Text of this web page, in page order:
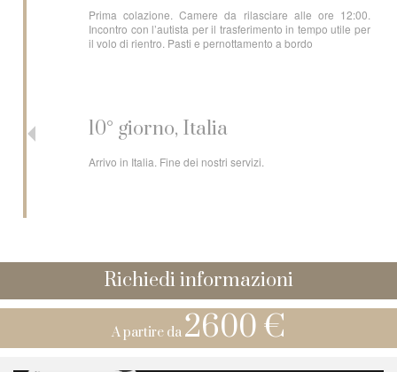
Prima colazione. Camere da rilasciare alle ore 12:00.
Incontro con l’autista per il trasferimento in tempo utile per
il volo di rientro. Pasti e pernottamento a bordo
10° giorno, Italia
Arrivo in Italia. Fine dei nostri servizi.
Richiedi informazioni
A partire da 2600 €